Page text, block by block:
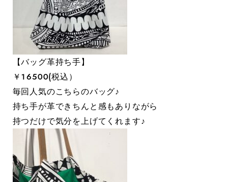
【バッグ革持ち手】
￥１６５００(税込）
毎回人気のこちらのバッグ♪
持ち手が革できちんと感もありながら
持つだけで気分を上げてくれます♪